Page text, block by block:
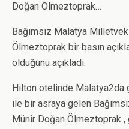
Doğan Ölmeztoprak…
Bağımsız Malatya
Ölmeztoprak bir basın
olduğunu açıkladı.
Hilton otelinde Malatya2da
ile bir asraya gelen
Münir Doğan Ölmeztoprak